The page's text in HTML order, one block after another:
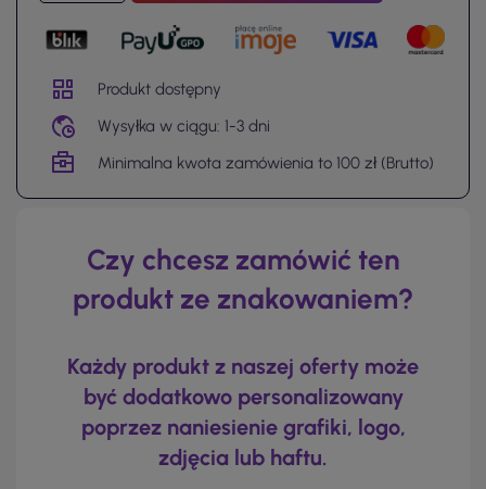
Produkt dostępny
Wysyłka w ciągu: 1-3 dni
Minimalna kwota zamówienia to 100 zł (Brutto)
Czy chcesz zamówić ten
produkt ze znakowaniem?
Każdy produkt z naszej oferty może
być dodatkowo personalizowany
poprzez naniesienie grafiki, logo,
zdjęcia lub haftu.